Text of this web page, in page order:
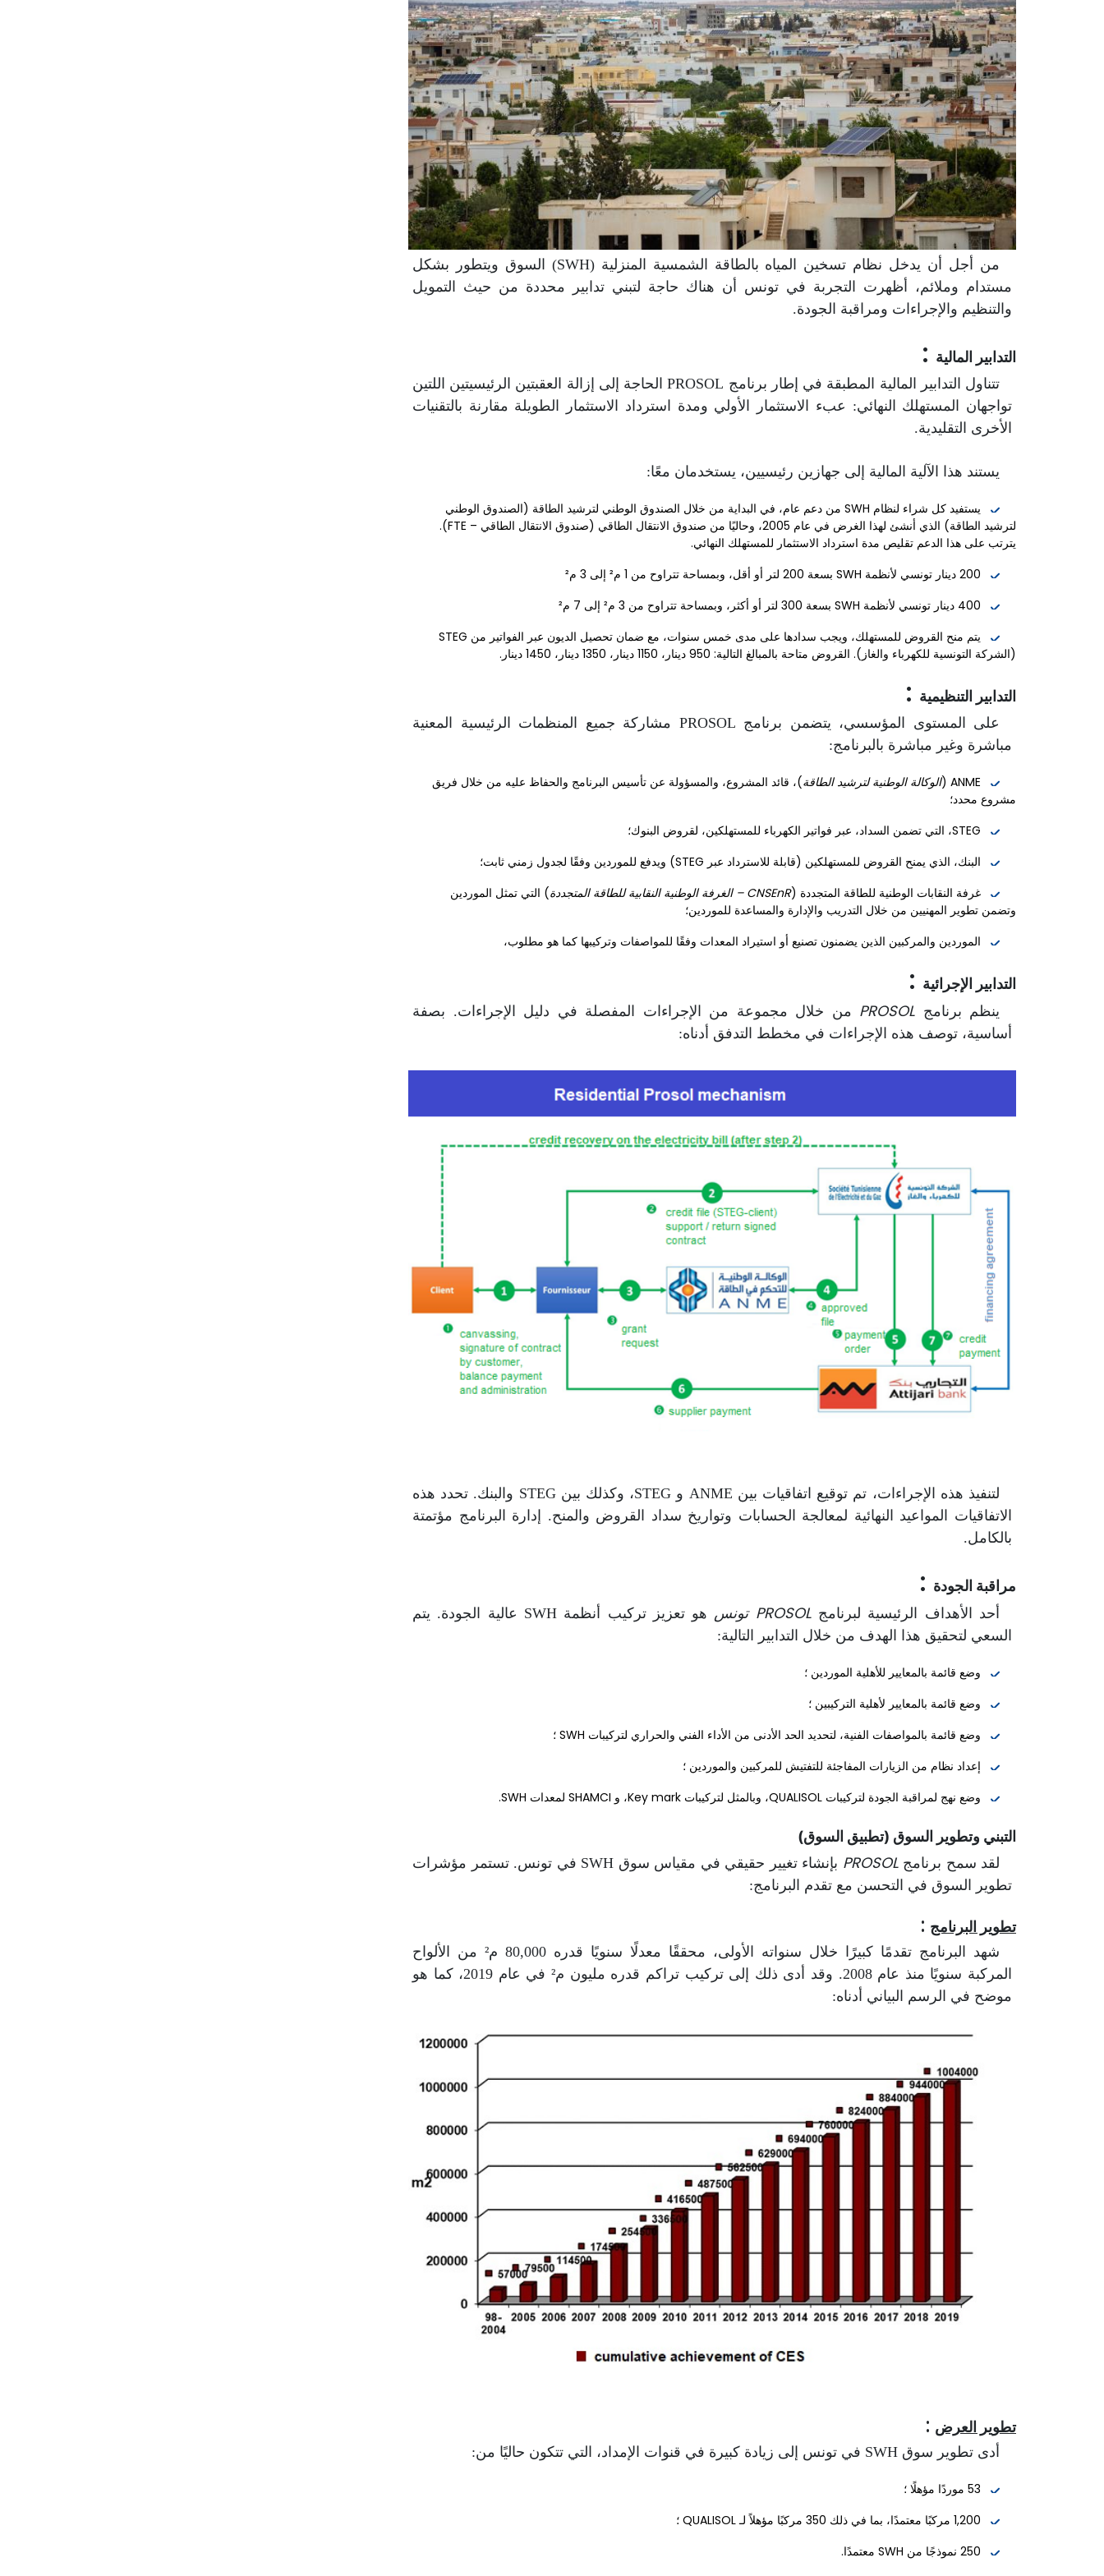
من أجل أن يدخل نظام تسخين المياه بالطاقة الشمسية المنزلية (SWH) السوق ويتطور بشكل
مستدام وملائم، أظهرت التجربة في تونس أن هناك حاجة لتبني تدابير محددة من حيث التمويل
والتنظيم والإجراءات ومراقبة الجودة.
التدابير المالية :
تتناول التدابير المالية المطبقة في إطار برنامج PROSOL الحاجة إلى إزالة العقبتين الرئيسيتين اللتين
تواجهان المستهلك النهائي: عبء الاستثمار الأولي ومدة استرداد الاستثمار الطويلة مقارنة بالتقنيات
الأخرى التقليدية.
يستند هذا الآلية المالية إلى جهازين رئيسيين، يستخدمان معًا:
يستفيد كل شراء لنظام SWH من دعم عام، في البداية من خلال الصندوق الوطني لترشيد الطاقة (الصندوق الوطني
لترشيد الطاقة) الذي أنشئ لهذا الغرض في عام 2005، وحاليًا من صندوق الانتقال الطاقي (صندوق الانتقال الطاقي – FTE).
يترتب على هذا الدعم تقليص مدة استرداد الاستثمار للمستهلك النهائي.
200 دينار تونسي لأنظمة SWH بسعة 200 لتر أو أقل، وبمساحة تتراوح من 1 م² إلى 3 م²
400 دينار تونسي لأنظمة SWH بسعة 300 لتر أو أكثر، وبمساحة تتراوح من 3 م² إلى 7 م²
يتم منح القروض للمستهلك، ويجب سدادها على مدى خمس سنوات، مع ضمان تحصيل الديون عبر الفواتير من STEG
(الشركة التونسية للكهرباء والغاز). القروض متاحة بالمبالغ التالية: 950 دينار، 1150 دينار، 1350 دينار، 1450 دينار.
التدابير التنظيمية :
على المستوى المؤسسي، يتضمن برنامج PROSOL مشاركة جميع المنظمات الرئيسية المعنية
مباشرة وغير مباشرة بالبرنامج:
ANME ( الوكالة الوطنية لترشيد الطاقة)، قائد المشروع، والمسؤولة عن تأسيس البرنامج والحفاظ عليه من خلال فريق
مشروع محدد؛
STEG، التي تضمن السداد، عبر فواتير الكهرباء للمستهلكين، لقروض البنوك؛
البنك، الذي يمنح القروض للمستهلكين (قابلة للاسترداد عبر STEG) ويدفع للموردين وفقًا لجدول زمني ثابت؛
غرفة النقابات الوطنية للطاقة المتجددة (CNSEnR – الغرفة الوطنية النقابية للطاقة المتجددة
) التي تمثل الموردين
وتضمن تطوير المهنيين من خلال التدريب والإدارة والمساعدة للموردين؛
الموردين والمركبين الذين يضمنون تصنيع أو استيراد المعدات وفقًا للمواصفات وتركيبها كما هو مطلوب،
التدابير الإجرائية :
ينظم برنامج PROSOL من خلال مجموعة من الإجراءات المفصلة في دليل الإجراءات. بصفة
أساسية، توصف هذه الإجراءات في مخطط التدفق أدناه:
لتنفيذ هذه الإجراءات، تم توقيع اتفاقيات بين ANME و STEG، وكذلك بين STEG والبنك. تحدد هذه
الاتفاقيات المواعيد النهائية لمعالجة الحسابات وتواريخ سداد القروض والمنح. إدارة البرنامج مؤتمتة
بالكامل.
مراقبة الجودة :
أحد الأهداف الرئيسية لبرنامجPROSOL تونس
هو تعزيز تركيب أنظمة SWH عالية الجودة. يتم
السعي لتحقيق هذا الهدف من خلال التدابير التالية:
وضع قائمة بالمعايير للأهلية الموردين ؛
وضع قائمة بالمعايير لأهلية التركيبين ؛
وضع قائمة بالمواصفات الفنية، لتحديد الحد الأدنى من الأداء الفني والحراري لتركيبات SWH ؛
إعداد نظام من الزيارات المفاجئة للتفتيش للمركبين والموردين ؛
وضع نهج لمراقبة الجودة لتركيبات QUALISOL، وبالمثل لتركيبات Key mark، و SHAMCI لمعدات SWH.
التبني وتطوير السوق (تطبيق السوق)
لقد سمح برنامجPROSOL
بإنشاء تغيير حقيقي في مقياس سوق SWH في تونس. تستمر مؤشرات
تطوير السوق في التحسن مع تقدم البرنامج:
تطوير البرنامج :
شهد البرنامج تقدمًا كبيرًا خلال سنواته الأولى، محققًا معدلًا سنويًا قدره 80,000 م² من الألواح
المركبة سنويًا منذ عام 2008. وقد أدى ذلك إلى تركيب تراكم قدره مليون م² في عام 2019، كما هو
موضح في الرسم البياني أدناه:
تطوير العرض :
أدى تطوير سوق SWH في تونس إلى زيادة كبيرة في قنوات الإمداد، التي تتكون حاليًا من:
53 موردًا مؤهلًا ؛
1,200 مركبًا معتمدًا، بما في ذلك 350 مركبًا مؤهلاً لـ QUALISOL ؛
250 نموذجًا من SWH معتمدًا.